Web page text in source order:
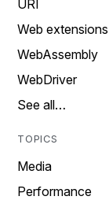
URI
Web extensions
WebAssembly
WebDriver
See all…
TOPICS
Media
Performance